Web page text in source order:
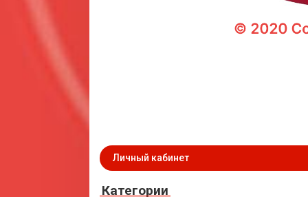
Личный кабинет
Категории